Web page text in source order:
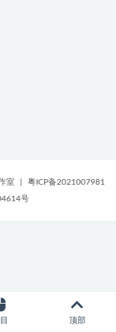
室
粤ICP备2021007981
号
顶部